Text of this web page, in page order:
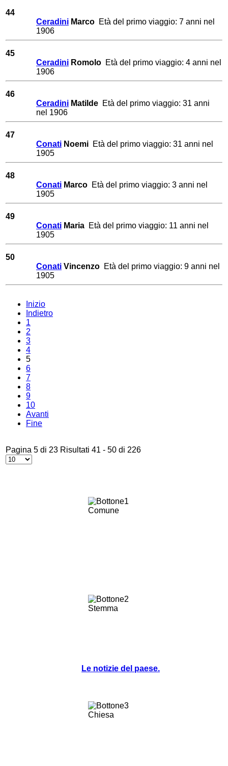
44
Ceradini Marco Età del primo viaggio: 7 anni nel
1906
45
Ceradini Romolo Età del primo viaggio: 4 anni nel
1906
46
Ceradini Matilde Età del primo viaggio: 31 anni
nel 1906
47
Conati Noemi Età del primo viaggio: 31 anni nel
1905
48
Conati Marco Età del primo viaggio: 3 anni nel
1905
49
Conati Maria Età del primo viaggio: 11 anni nel
1905
50
Conati Vincenzo Età del primo viaggio: 9 anni nel
1905
Inizio
Indietro
1
2
3
4
5
6
7
8
9
10
Avanti
Fine
Pagina 5 di 23 Risultati 41 - 50 di 226
Le notizie del paese.